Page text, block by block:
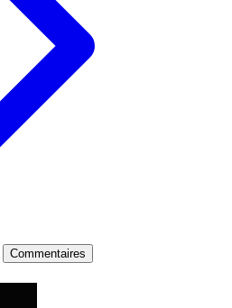
Commentaires